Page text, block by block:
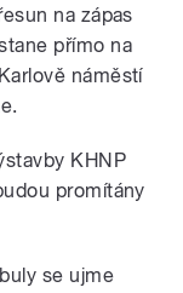
na zápas
přímo na
náměstí
KHNP
promítány
se ujme